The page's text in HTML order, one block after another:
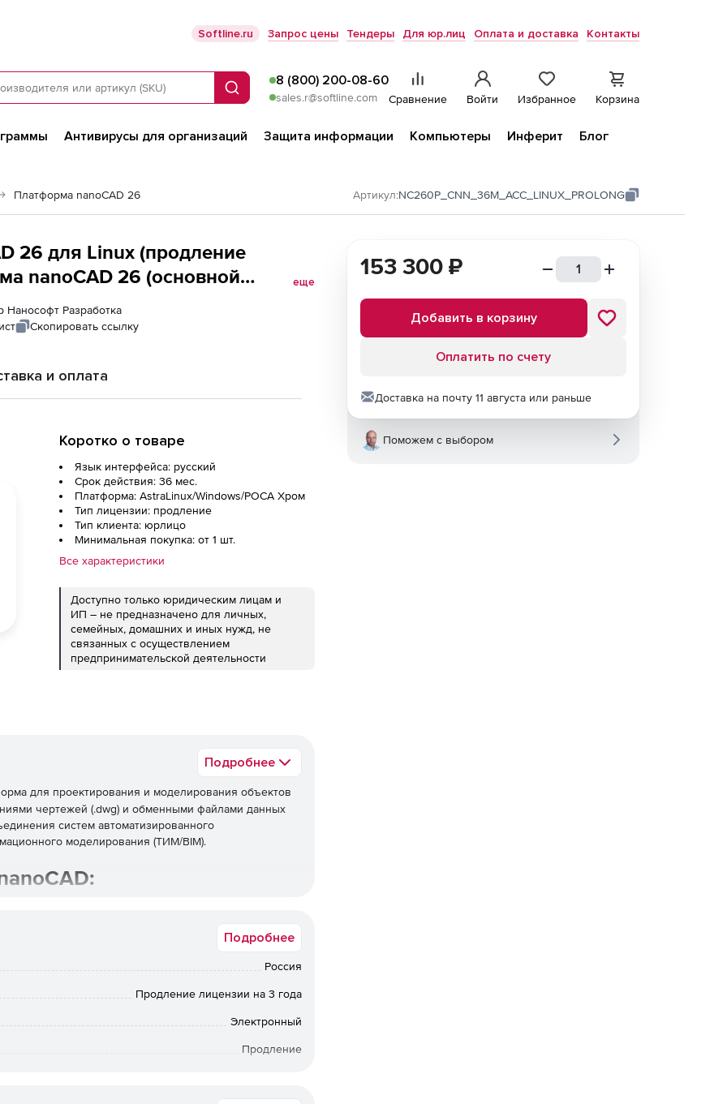
Softline.ru Запрос цены Тендеры Для юр.лиц Оплата и доставка Контакты
Поиск
8 (800) 200-08-60
sales.r@softline.com Сравнение Войти Избранное Корзина
Антивирусы для организаций Защита информации Компьютеры Инферит
Блог
Платформа nanoCAD 26 Артикул:NC260P_CNN_36M_ACC_LINUX_PROLONG
26 для Linux (продление
nanoCAD 26 (основной
часть) для Linux на 3
еще
Нанософт Разработка
Скопировать ссылку
и оплата
Коротко о товаре
Язык интерфейса: русский
Срок действия: 36 мес.
Платформа: AstraLinux/Windows/РОСА Хром
Тип лицензии: продление
Тип клиента: юрлицо
Минимальная покупка: от 1 шт.
Все характеристики
Доступно только юридическим лицам и
ИП – не предназначено для личных,
семейных, домашних и иных нужд, не
связанных с осуществлением
предпринимательской деятельности
Подробнее
для проектирования и моделирования объектов
чертежей (.dwg) и обменными файлами данных
систем автоматизированного
моделирования (ТИМ/BIM).
и редактирование блоков с параметрами.
одинаковых элементов и их расположение на
Подробнее
Россия
Продление лицензии на 3 года
Электронный
Продление
153 300 ₽
Добавить в корзину
Оплатить по счету
Доставка на почту 11 августа или раньше
Поможем с выбором